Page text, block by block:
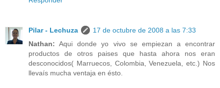
Pilar - Lechuza
17 de octubre de 2008 a las 7:33
Nathan: Aqui donde yo vivo se empiezan a encontrar
productos de otros paises que hasta ahora nos eran
desconocidos( Marruecos, Colombia, Venezuela, etc.) Nos
llevaís mucha ventaja en ésto.